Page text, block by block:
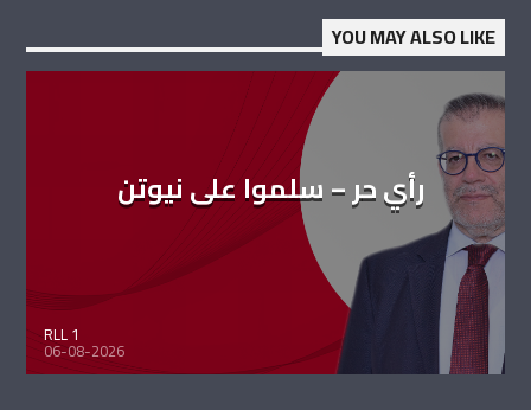
YOU MAY ALSO LIKE
رأي حر – سلموا على نيوتن
RLL 1
06-08-2026